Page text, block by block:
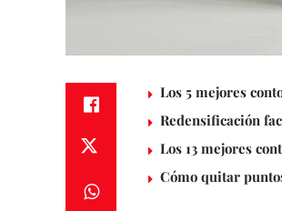
Los 5 mejores
Redensificación
Los 13 mejores
Cómo quitar